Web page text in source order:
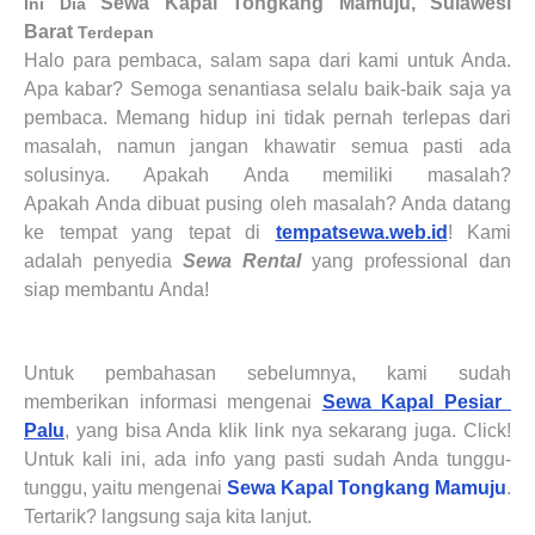
Barat Terdepan
Halo para pembaca, salam sapa dari kami untuk Anda.
Apa kabar? Semoga senantiasa selalu baik-baik saja ya
pembaca. Memang hidup ini tidak pernah terlepas dari
masalah, namun jangan khawatir semua pasti ada
solusinya. Apakah Anda memiliki masalah?
ApakahAnda dibuat pusing oleh masalah? Anda datang
ke tempat yang tepat di tempatsewa.web.id ! Kami
adalah penyedia Sewa Rental yang professional dan
siap membantu Anda!
Untuk pembahasan sebelumnya, kami sudah
memberikan informasi mengenai Sewa Kapal Pesiar
Palu, yang bisa Anda klik link nya sekarang juga. Click!
Untuk kali ini, ada info yang pasti sudah Anda tunggu-
tunggu, yaitu mengenai Sewa Kapal Tongkang Mamuju.
Tertarik? langsung saja kita lanjut.